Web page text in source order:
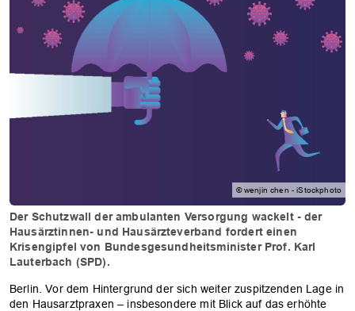
© wenjin chen - iStockphoto
Der Schutzwall der ambulanten Versorgung wackelt - der
Hausärztinnen- und Hausärzteverband fordert einen
Krisengipfel von Bundesgesundheitsminister Prof. Karl
Lauterbach (SPD).
Berlin. Vor dem Hintergrund der sich weiter zuspitzenden Lage in
den Hausarztpraxen – insbesondere mit Blick auf das erhöhte